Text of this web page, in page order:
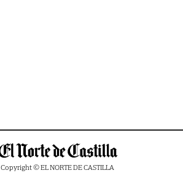
Copyright © EL NORTE DE CASTILLA